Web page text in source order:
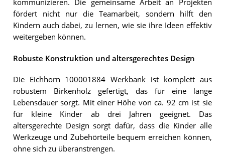
kommunizieren. Die gemeinsame Arbeit an Projekten
fördert nicht nur die Teamarbeit, sondern hilft den
Kindern auch dabei, zu lernen, wie sie ihre Ideen effektiv
weitergeben können.
Robuste Konstruktion und altersgerechtes Design
Die Eichhorn 100001884 Werkbank ist komplett aus
robustem Birkenholz gefertigt, das für eine lange
Lebensdauer sorgt. Mit einer Höhe von ca. 92 cm ist sie
für kleine Kinder ab drei Jahren geeignet. Das
altersgerechte Design sorgt dafür, dass die Kinder alle
Werkzeuge und Zubehörteile bequem erreichen können,
ohne sich zu überanstrengen.